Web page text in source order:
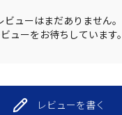
ビューはまだありません。
ビューをお待ちしています。
レビューを書く